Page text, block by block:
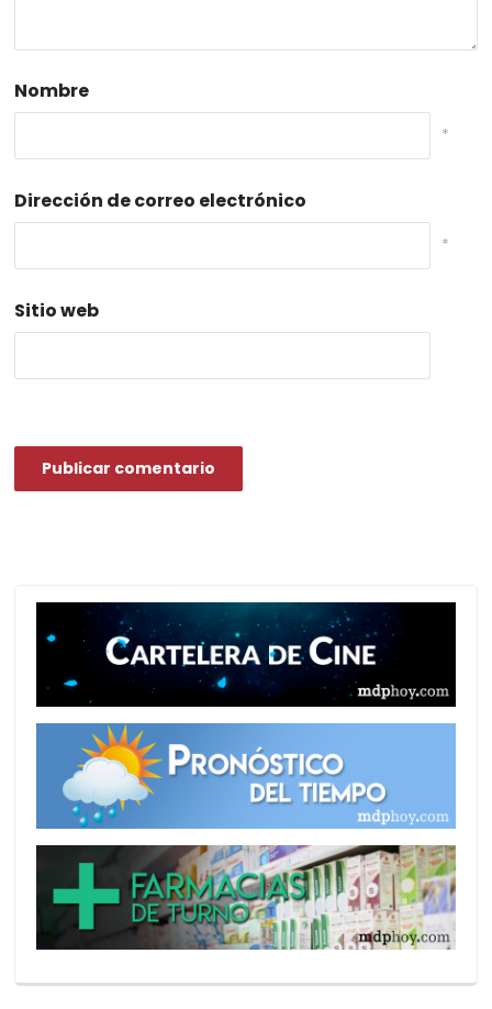
Nombre
*
Dirección de correo electrónico
*
Sitio web